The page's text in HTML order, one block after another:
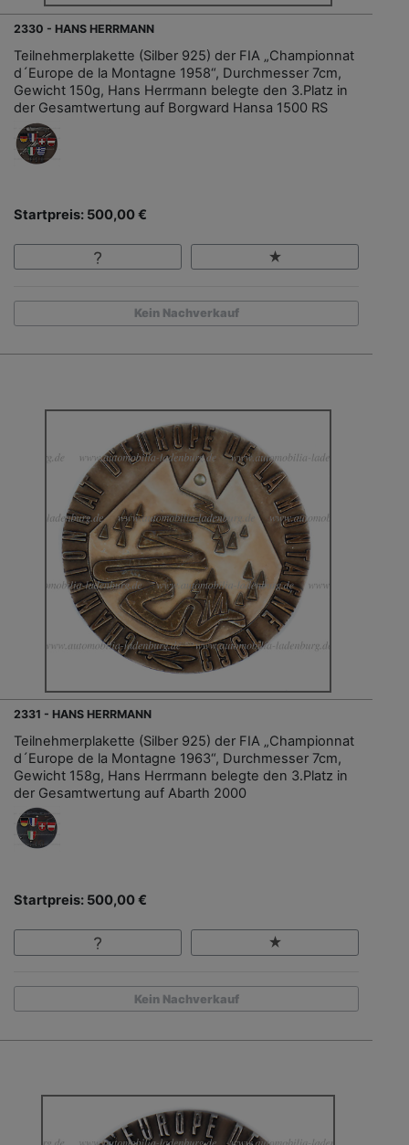
2330 - HANS HERRMANN
Teilnehmerplakette (Silber 925) der FIA „Championnat
d´Europe de la Montagne 1958“, Durchmesser 7cm,
Gewicht 150g, Hans Herrmann belegte den 3.Platz in
der Gesamtwertung auf Borgward Hansa 1500 RS
Startpreis: 500,00 €
Kein Nachverkauf
2331 - HANS HERRMANN
Teilnehmerplakette (Silber 925) der FIA „Championnat
d´Europe de la Montagne 1963“, Durchmesser 7cm,
Gewicht 158g, Hans Herrmann belegte den 3.Platz in
der Gesamtwertung auf Abarth 2000
Startpreis: 500,00 €
Kein Nachverkauf